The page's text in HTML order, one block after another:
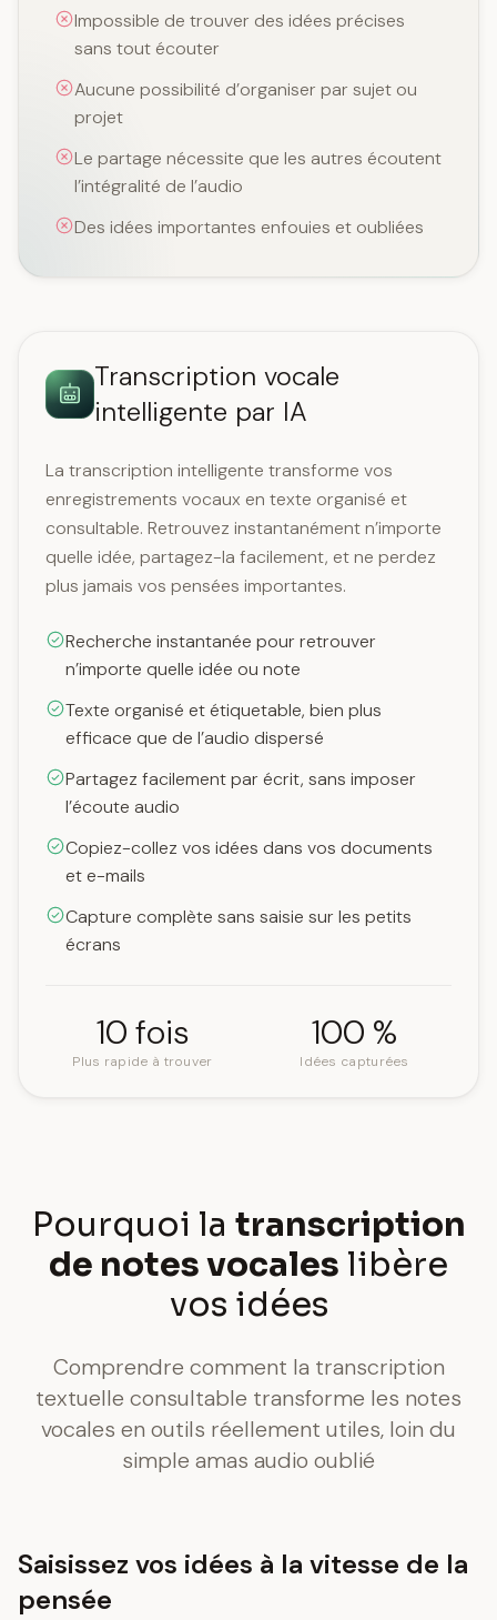
Impossible de trouver des idées précises
sans tout écouter
Aucune possibilité d’organiser par sujet ou
projet
Le partage nécessite que les autres écoutent
l’intégralité de l’audio
Des idées importantes enfouies et oubliées
Transcription vocale
intelligente par IA
La transcription intelligente transforme vos
enregistrements vocaux en texte organisé et
consultable. Retrouvez instantanément n’importe
quelle idée, partagez-la facilement, et ne perdez
plus jamais vos pensées importantes.
Recherche instantanée pour retrouver
n’importe quelle idée ou note
Texte organisé et étiquetable, bien plus
efficace que de l’audio dispersé
Partagez facilement par écrit, sans imposer
l’écoute audio
Copiez-collez vos idées dans vos documents
et e-mails
Capture complète sans saisie sur les petits
écrans
10 fois
Plus rapide à trouver
100 %
Idées capturées
Pourquoi la transcription
de notes vocales libère
vos idées
Comprendre comment la transcription
textuelle consultable transforme les notes
vocales en outils réellement utiles, loin du
simple amas audio oublié
Saisissez vos idées à la vitesse de la
pensée